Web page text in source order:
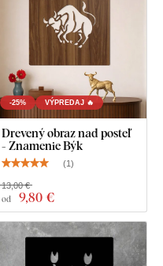
-25% VÝPREDAJ 🔥
Drevený obraz nad posteľ
- Znamenie Býk
(1)
od 9,80 €
13,00 €